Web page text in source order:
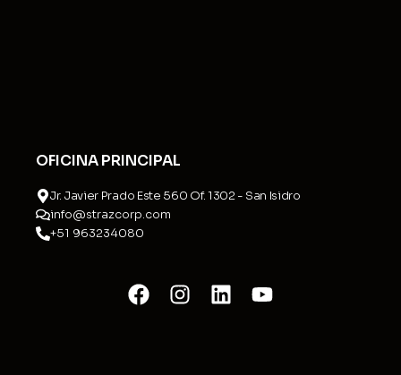
OFICINA PRINCIPAL
Jr. Javier Prado Este 560 Of. 1302 - San Isidro
info@strazcorp.com
+51 963234080